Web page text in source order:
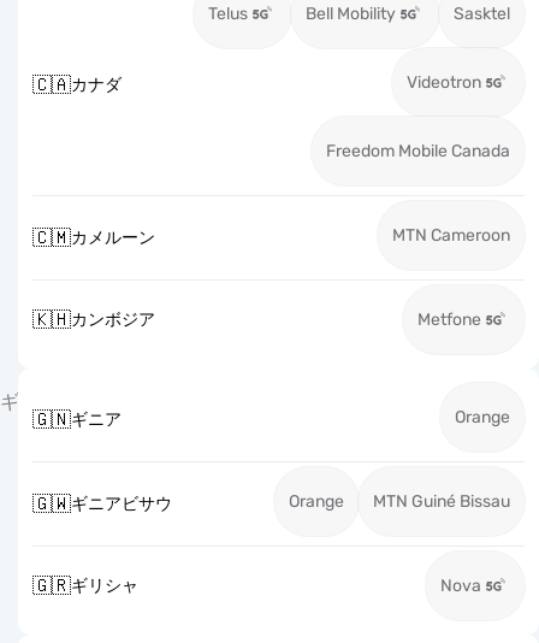
🇨🇦カナダ
Telus Bell Mobility Sasktel
Videotron
Freedom Mobile Canada
🇨🇲カメルーン MTN Cameroon
🇰🇭カンボジア Metfone
ギ
🇬🇳ギニア Orange
🇬🇼ギニアビサウ Orange MTN Guiné Bissau
🇬🇷ギリシャ Nova